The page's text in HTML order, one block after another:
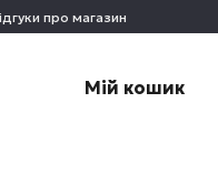
про магазин
Мій кошик